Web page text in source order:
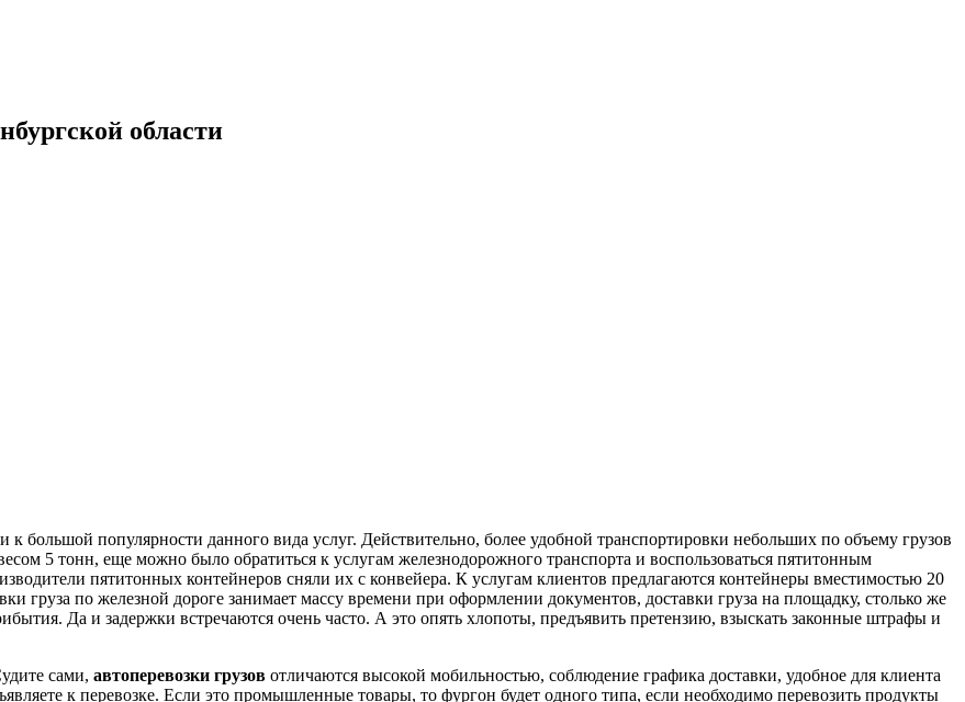
области
большой популярности данного вида услуг. Действительно, более удобной транспортировки небольших по объему грузов
5 тонн, еще можно было обратиться к услугам железнодорожного транспорта и воспользоваться пятитонным
пятитонных контейнеров сняли их с конвейера. К услугам клиентов предлагаются контейнеры вместимостью 20
груза по железной дороге занимает массу времени при оформлении документов, доставки груза на площадку, столько же
Да и задержки встречаются очень часто. А это опять хлопоты, предъявить претензию, взыскать законные штрафы и
сами, автоперевозки грузов отличаются высокой мобильностью, соблюдение графика доставки, удобное для клиента
к перевозке. Если это промышленные товары, то фургон будет одного типа, если необходимо перевозить продукты